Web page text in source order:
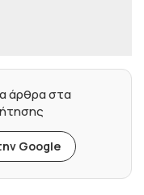
άρθρα στα
Google